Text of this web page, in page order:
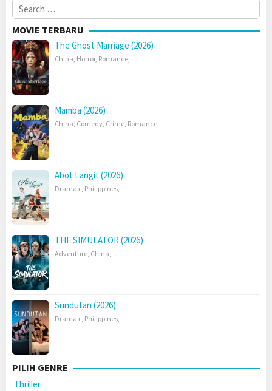
Search
for:
MOVIE TERBARU
The Ghost Marriage (2026)
China, Horror, Romance,
Mamba (2026)
China, Comedy, Crime, Romance,
Abot Langit (2026)
Drama+, Philippines,
THE SIMULATOR (2026)
Adventure, China,
Sundutan (2026)
Drama+, Philippines,
PILIH GENRE
Thriller